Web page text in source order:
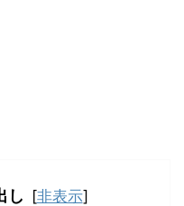
し [非表示]